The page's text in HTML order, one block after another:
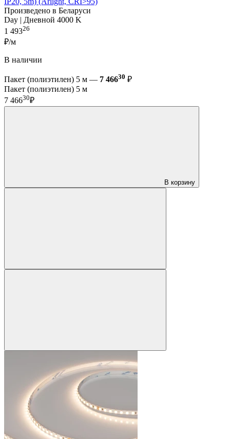
Произведено в Беларуси
Day | Дневной 4000 K
1 49326
₽/м
В наличии
Пакет (полиэтилен) 5 м — 7 46630 ₽
Пакет (полиэтилен) 5 м
7 46630₽
В корзину